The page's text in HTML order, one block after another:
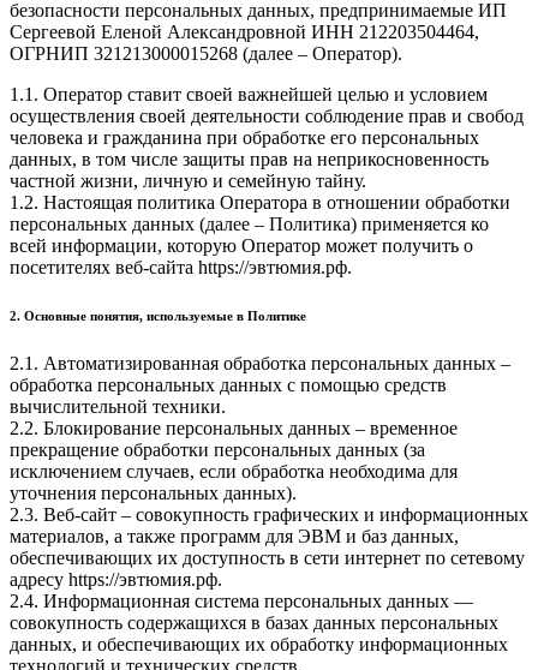
безопасности персональных данных, предпринимаемые ИП
Сергеевой Еленой Александровной ИНН 212203504464,
ОГРНИП 321213000015268 (далее – Оператор).
1.1. Оператор ставит своей важнейшей целью и условием
осуществления своей деятельности соблюдение прав и свобод
человека и гражданина при обработке его персональных
данных, в том числе защиты прав на неприкосновенность
частной жизни, личную и семейную тайну.
1.2. Настоящая политика Оператора в отношении обработки
персональных данных (далее – Политика) применяется ко
всей информации, которую Оператор может получить о
посетителях веб-сайта https://эвтюмия.рф.
2. Основные понятия, используемые в Политике
2.1. Автоматизированная обработка персональных данных –
обработка персональных данных с помощью средств
вычислительной техники.
2.2. Блокирование персональных данных – временное
прекращение обработки персональных данных (за
исключением случаев, если обработка необходима для
уточнения персональных данных).
2.3. Веб-сайт – совокупность графических и информационных
материалов, а также программ для ЭВМ и баз данных,
обеспечивающих их доступность в сети интернет по сетевому
адресу https://эвтюмия.рф.
2.4. Информационная система персональных данных —
совокупность содержащихся в базах данных персональных
данных, и обеспечивающих их обработку информационных
технологий и технических средств.